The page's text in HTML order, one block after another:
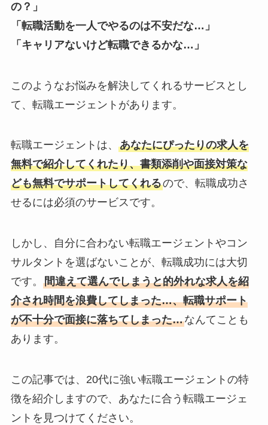
の？」
「転職活動を一人でやるのは不安だな…」
「キャリアないけど転職できるかな…」
このようなお悩みを解決してくれるサービスとし
て、転職エージェントがあります。
転職エージェントは、 あなたにぴったりの求人を
無料で紹介してくれたり、書類添削や面接対策な
ども無料でサポートしてくれるので、転職成功さ
せるには必須のサービスです。
しかし、自分に合わない転職エージェントやコン
サルタントを選ばないことが、転職成功には大切
です。 間違えて選んでしまうと的外れな求人を紹
介され時間を浪費してしまった…、転職サポート
が不十分で面接に落ちてしまった…なんてことも
あります。
この記事では、20代に強い転職エージェントの特
徴を紹介しますので、あなたに合う転職エージェ
ントを見つけてください。